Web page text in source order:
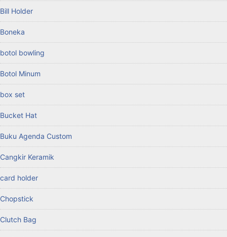
Bill Holder
Boneka
botol bowling
Botol Minum
box set
Bucket Hat
Buku Agenda Custom
Cangkir Keramik
card holder
Chopstick
Clutch Bag